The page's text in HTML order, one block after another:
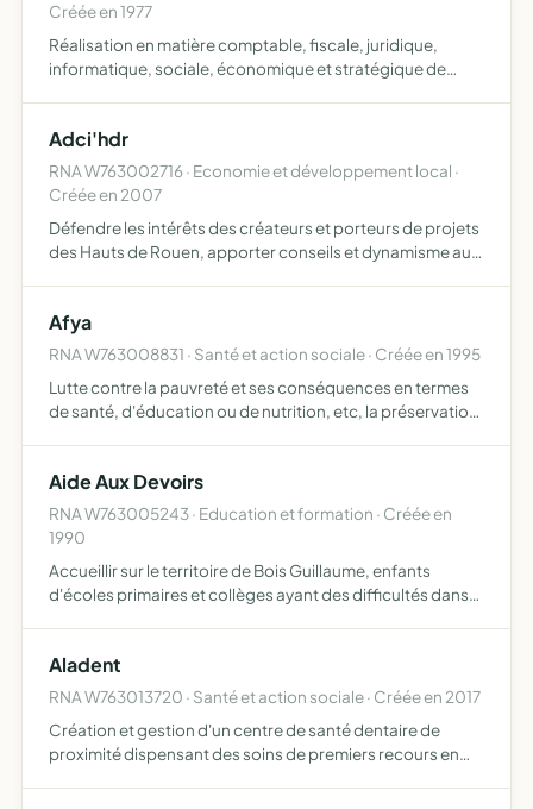
Créée en 1977
Réalisation en matière comptable, fiscale, juridique,
informatique, sociale, économique et stratégique de
personnes…
Adci'hdr
RNA W763002716 · Economie et développement local ·
Créée en 2007
Défendre les intérêts des créateurs et porteurs de projets
des Hauts de Rouen, apporter conseils et dynamisme aux
Afya
RNA W763008831 · Santé et action sociale · Créée en 1995
Lutte contre la pauvreté et ses conséquences en termes
de santé, d'éducation ou de nutrition, etc, la préservation
Aide Aux Devoirs
RNA W763005243 · Education et formation · Créée en
1990
Accueillir sur le territoire de Bois Guillaume, enfants
d'écoles primaires et collèges ayant des difficultés dans
Aladent
RNA W763013720 · Santé et action sociale · Créée en 2017
Création et gestion d'un centre de santé dentaire de
proximité dispensant des soins de premiers recours en